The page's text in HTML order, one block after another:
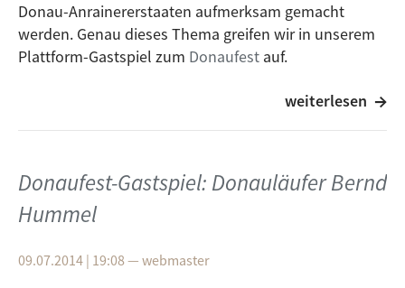
Dream of the Machine
Playbackdolls
Darkwood Dub :. Nesto Sasvim Izvenso (Umbo
remix)
21 h
Yasmo & Die Klangkantine
Donau-Anrainererstaaten aufmerksam gemacht
werden. Genau dieses Thema greifen wir in unserem
Plattform-Gastspiel zum Donaufest auf.
- Ronny Takacs (Vorstandmitglied des CSD Ulm/Neu-
Ulm e.V.)
Württemberg, Freundeskreis transidentischer
Menschen Ulm)
weiterlesen
Donaufest-Gastspiel: Donauläufer Bernd
Hummel
09.07.2014 | 19:08— webmaster